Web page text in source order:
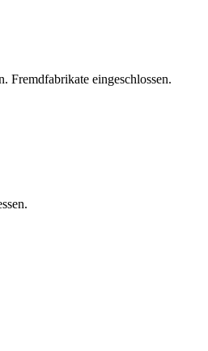
Fremdfabrikate eingeschlossen.